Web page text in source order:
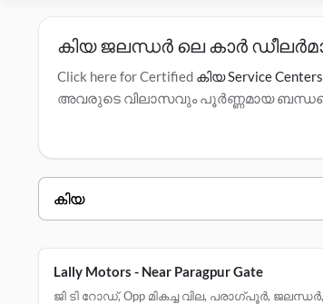
കിയ ജലന്ധർ ലെ കാർ
Click here for Certified കിയ Service
അവരുടെ വിലാസവും പൂർണ്ണമായ
ഡീലറുടെ പേര്
yashodha kia-jalandhar
Lally Motors - Near Paragpur Gate
ജി ടി റോഡ്, Opp മികച്ച വില, പരാഗ്പൂർ,